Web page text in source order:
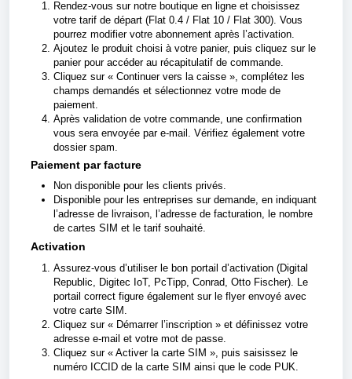
Rendez-vous sur notre boutique en ligne et choisissez
votre tarif de départ (Flat 0.4 / Flat 10 / Flat 300). Vous
pourrez modifier votre abonnement après l’activation.
Ajoutez le produit choisi à votre panier, puis cliquez sur le
panier pour accéder au récapitulatif de commande.
Cliquez sur « Continuer vers la caisse », complétez les
champs demandés et sélectionnez votre mode de
paiement.
Après validation de votre commande, une confirmation
vous sera envoyée par e-mail. Vérifiez également votre
dossier spam.
Paiement par facture
Non disponible pour les clients privés.
Disponible pour les entreprises sur demande, en indiquant
l’adresse de livraison, l’adresse de facturation, le nombre
de cartes SIM et le tarif souhaité.
Activation
Assurez-vous d’utiliser le bon portail d’activation (Digital
Republic, Digitec IoT, PcTipp, Conrad, Otto Fischer). Le
portail correct figure également sur le flyer envoyé avec
votre carte SIM.
Cliquez sur « Démarrer l’inscription » et définissez votre
adresse e-mail et votre mot de passe.
Cliquez sur « Activer la carte SIM », puis saisissez le
numéro ICCID de la carte SIM ainsi que le code PUK.